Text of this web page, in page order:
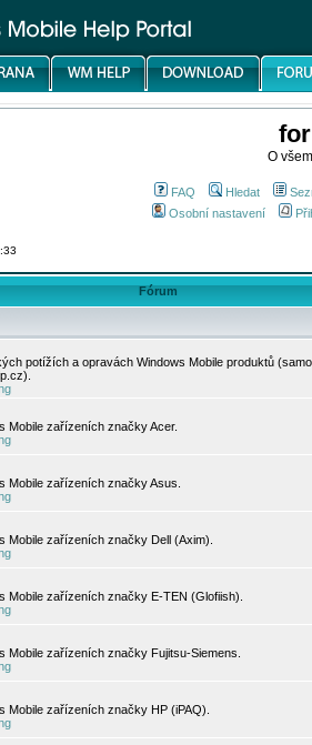
O
FAQ Hledat
Osobní nastavení
Fórum
potížích a opravách Windows Mobile produktů
Mobile zařízeních značky Acer.
Mobile zařízeních značky Asus.
Mobile zařízeních značky Dell (Axim).
Mobile zařízeních značky E-TEN (Glofiish).
Mobile zařízeních značky Fujitsu-Siemens.
Mobile zařízeních značky HP (iPAQ).